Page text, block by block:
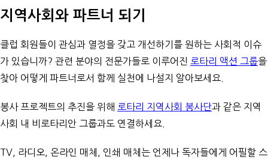
지역사회와 파트너 되기
클럽 회원들이 관심과 열정을 갖고 개선하기를 원하는 사회적 이슈
가 있습니까? 관련 분야의 전문가들로 이루어진 로타리 액션 그룹을
찾아 어떻게 파트너로서 함께 실천에 나설지 알아보세요.
봉사 프로젝트의 추진을 위해 로타리 지역사회 봉사단과 같은 지역
사회 내 비로타리안 그룹과도 연결하세요.
TV, 라디오, 온라인 매체, 인쇄 매체는 언제나 독자들에게 어필할 스